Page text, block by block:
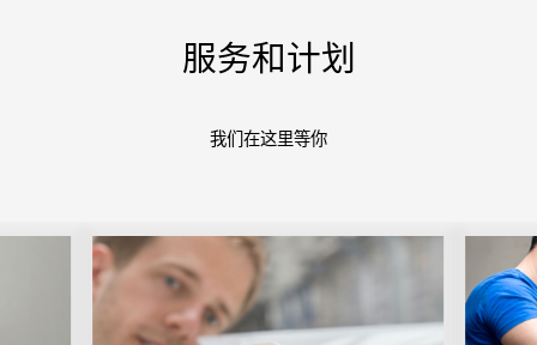
服务和计划
我们在这里等你